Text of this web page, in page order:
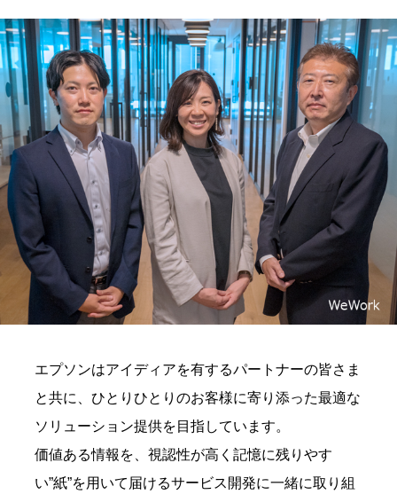
エプソンはアイディアを有するパートナーの皆さま
と共に、ひとりひとりのお客様に寄り添った最適な
ソリューション提供を目指しています。
価値ある情報を、視認性が高く記憶に残りやす
い”紙”を用いて届けるサービス開発に一緒に取り組